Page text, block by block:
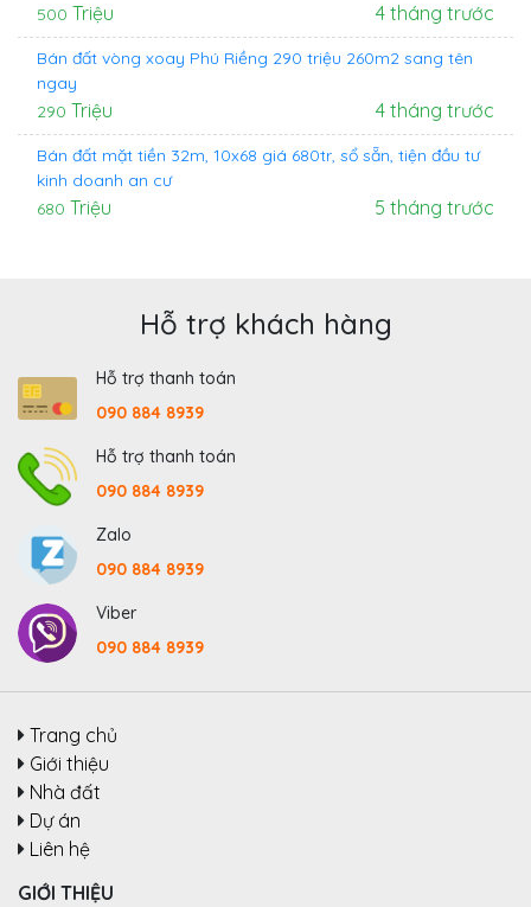
500 Triệu 4 tháng trước
Bán đất vòng xoay Phú Riềng 290 triệu 260m2 sang tên
ngay
290 Triệu 4 tháng trước
Bán đất mặt tiền 32m, 10x68 giá 680tr, sổ sẵn, tiện đầu tư
kinh doanh an cư
680 Triệu 5 tháng trước
Hỗ trợ khách hàng
Hỗ trợ thanh toán
090 884 8939
Hỗ trợ thanh toán
090 884 8939
Zalo
090 884 8939
Viber
090 884 8939
Trang chủ
Giới thiệu
Nhà đất
Dự án
Liên hệ
GIỚI THIỆU